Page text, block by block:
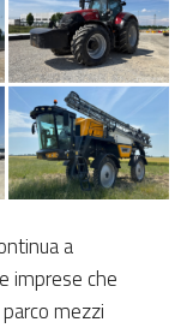
a
imprese che
mezzi